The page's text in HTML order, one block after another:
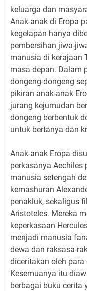
keluarga dan
Anak-anak di Eropa
kegelapan hanya
pembersihan jiwa-
manusia di kerajaan
masa depan. Dalam
dongeng-dongeng
pikiran anak-anak
jurang kejumudan
dongeng berbentuk
untuk bertanya dan
Anak-anak Eropa
perkasanya Aechiles
manusia setengah
kemashuran
penakluk, sekaligus
Aristoteles. Mereka
keperkasaan
menjadi manusia
dewa dan raksasa-
diceritakan oleh para
Kesemuanya itu
berbagai buku cerita